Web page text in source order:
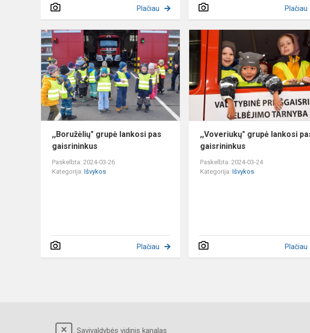
Plačiau Plačiau
,,Boružėlių"
grupė
lankosi
pas
gaisrininkus
,,Boružėlių" grupė lankosi pas
gaisrininkus
Paskelbta: 2024-03-26
Kategorija: Išvykos
Plačiau
,,Voveriukų" grupė lankosi
gaisrininkus
Paskelbta: 2024-03-24
Kategorija:Išvykos
Plačiau
Savivaldybės vidinis kanalas